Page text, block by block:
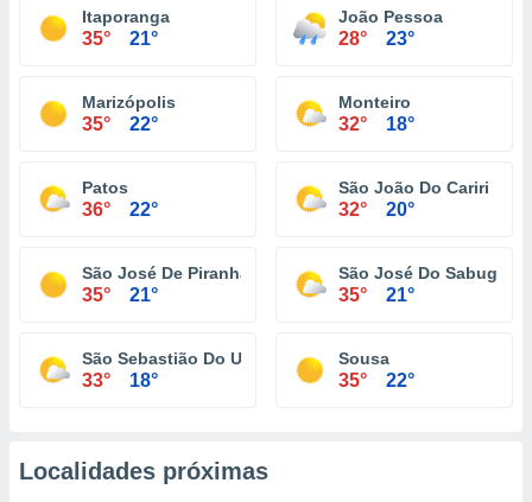
Itaporanga
35° 21°
João Pessoa
28° 23°
Marizópolis
35° 22°
Monteiro
32° 18°
Patos
36° 22°
São João Do Cariri
32° 20°
São José De Piranhas
35° 21°
São José Do Sabugi
35° 21°
São Sebastião Do Umbuzeiro
33° 18°
Sousa
35° 22°
Localidades próximas